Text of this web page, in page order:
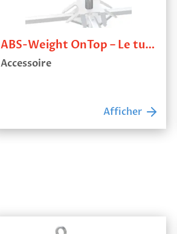
ABS-Weight OnTop – Le tube de renfort
Accessoire
Afficher